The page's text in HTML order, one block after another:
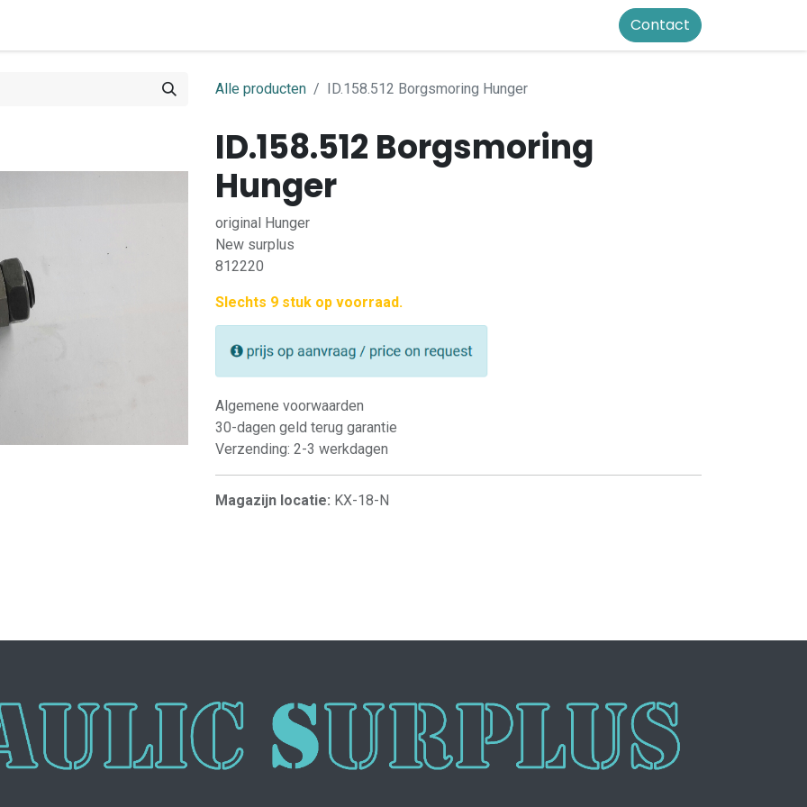
Contact
Alle producten ID.158.512 Borgsmoring Hunger
ID.158.512 Borgsmoring
Hunger
original Hunger
New surplus
812220
Slechts 9 stuk op voorraad.
Algemene voorwaarden
30-dagen geld terug garantie
Verzending: 2-3 werkdagen
Magazijn locatie: KX-18-N